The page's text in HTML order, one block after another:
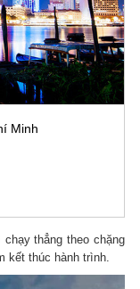
Minh
thẳng theo chặng
kết thúc hành trình.